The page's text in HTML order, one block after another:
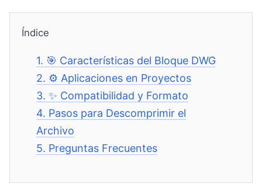
Índice
1. 🎯 Características del Bloque DWG
2. ⚙️ Aplicaciones en Proyectos
3.✨ Compatibilidad y Formato
4. Pasos para Descomprimir el
Archivo
5. Preguntas Frecuentes